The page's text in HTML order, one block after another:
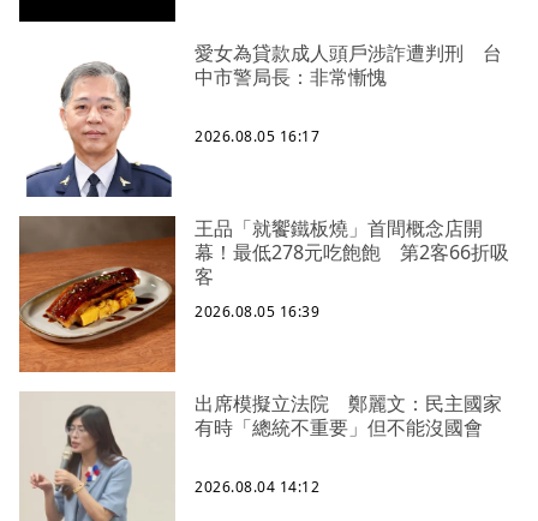
愛女為貸款成人頭戶涉詐遭判刑 台
中市警局長：非常慚愧
2026.08.05 16:17
王品「就饗鐵板燒」首間概念店開
幕！最低278元吃飽飽 第2客66折吸
客
2026.08.05 16:39
出席模擬立法院 鄭麗文：民主國家
有時「總統不重要」但不能沒國會
2026.08.04 14:12